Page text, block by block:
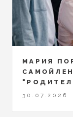
МАРИЯ
30.07.2026